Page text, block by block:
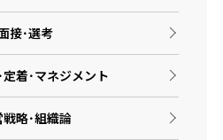
接･選考
着･マネジメント
略･組織論